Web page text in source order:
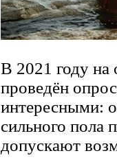
В 2021 году
проведён
интересными:
сильного пола
допускают